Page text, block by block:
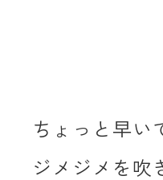
ちょっと早い
ジメジメを吹